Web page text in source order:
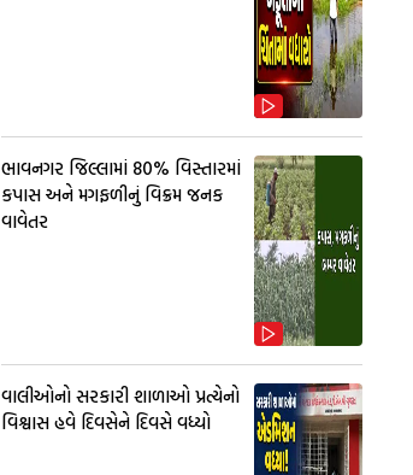
ભાવનગર જિલ્લામાં 80% વિસ્તારમાં
કપાસ અને મગફળીનું વિક્રમ જનક
વાવેતર
વાલીઓનો સરકારી શાળાઓ પ્રત્યેનો
વિશ્વાસ હવે દિવસેને દિવસે વધ્યો